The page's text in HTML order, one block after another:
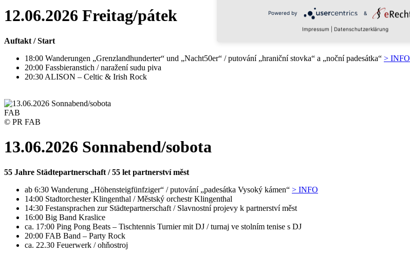
12.06.2026 Freitag/pátek
Auftakt / Start
18:00 Wanderungen „Grenzlandhunderter“ und „Nacht50er“ / putování „hraniční stovka“ a „noční padesátka“ > INFO
20:00 Fassbieranstich / naražení sudu piva
20:30 ALISON – Celtic & Irish Rock
FAB
© PR FAB
13.06.2026 Sonnabend/sobota
55 Jahre Städtepartnerschaft / 55 let partnerství měst
ab 6:30 Wanderung „Höhensteigfünfziger“ / putování „padesátka Vysoký kámen“ > INFO
14:00 Stadtorchester Klingenthal / Městský orchestr Klingenthal
14:30 Festansprachen zur Städtepartnerschaft / Slavnostní projevy k partnerství měst
16:00 Big Band Kraslice
ca. 17:00 Ping Pong Beats – Tischtennis Turnier mit DJ / turnaj ve stolním tenise s DJ
20:00 FAB Band – Party Rock
ca. 22.30 Feuerwerk / ohňostroj
Powered by &
Impressum Datenschutzerklärung